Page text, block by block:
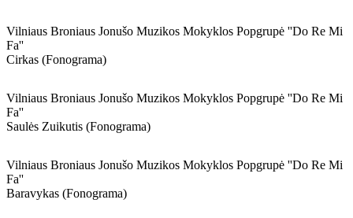
Vilniaus Broniaus Jonušo Muzikos Mokyklos Popgrupė ''do Re Mi
Fa''
Cirkas (fonograma)
Vilniaus Broniaus Jonušo Muzikos Mokyklos Popgrupė ''do Re Mi
Fa''
Saulės Zuikutis (fonograma)
Vilniaus Broniaus Jonušo Muzikos Mokyklos Popgrupė ''do Re Mi
Fa''
Baravykas (fonograma)